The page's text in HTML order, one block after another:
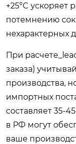
+25°C ускоряет
потемнению
нехарактерных
При
заказа)
производства,
импортных
составляет 35-
в РФ могут
ваше